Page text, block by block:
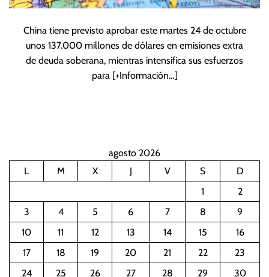
China tiene previsto aprobar este martes 24 de octubre
unos 137.000 millones de dólares en emisiones extra
de deuda soberana, mientras intensifica sus esfuerzos
para [+Información…]
agosto 2026
L
M X J V S
D
1
2
3
4 5 6 7 8
9
10
11 12 13 14 15
16
17
18 19 20 21 22
23
24
25 26 27 28 29
30